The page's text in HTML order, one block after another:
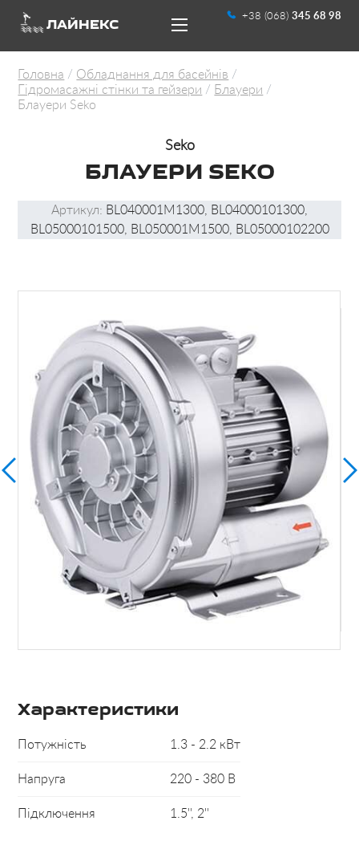
+38 (068) 345 68 98
ЛАЙНЕКС
Головна
Обладнання для басейнів
Гідромасажні стінки та гейзери
Блауери
Блауери Seko
Seko
БЛАУЕРИ SEKO
Артикул: BL040001M1300, BL04000101300,
BL05000101500, BL050001M1500, BL05000102200
Характеристики
Потужність 1.3 - 2.2 кВт
Напруга 220 - 380 В
Підключення 1.5'', 2''